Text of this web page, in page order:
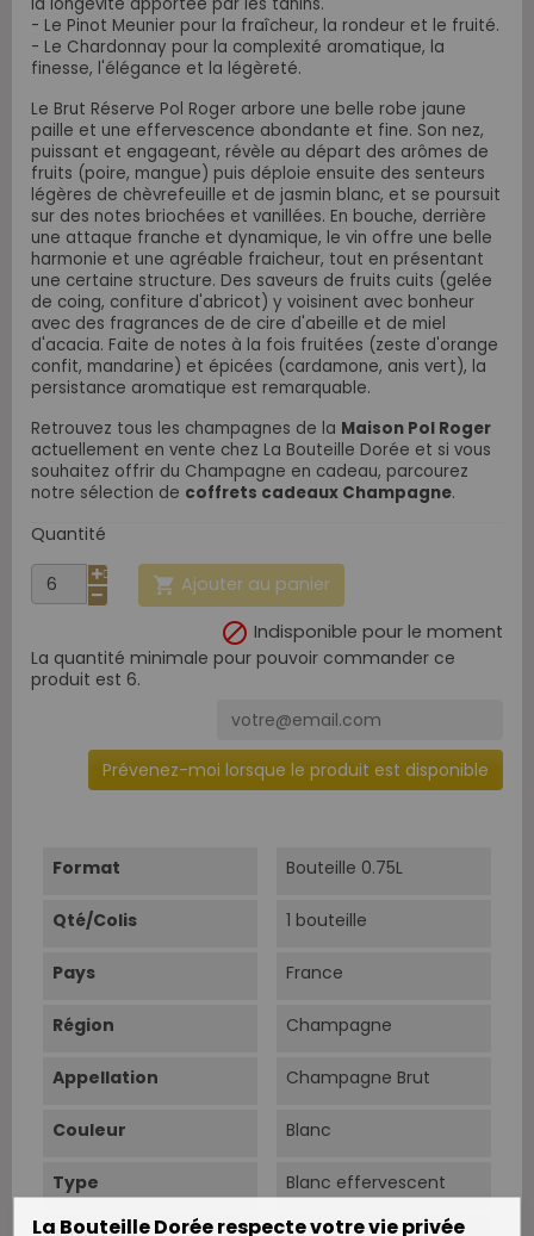
- Le Pinot Meunier pour la fraîcheur, la rondeur et le fruité.
- Le Chardonnay pour la complexité aromatique, la
finesse, l'élégance et la légèreté.
Le Brut Réserve Pol Roger arbore une belle robe jaune
paille et une effervescence abondante et fine. Son nez,
puissant et engageant, révèle au départ des arômes de
fruits (poire, mangue) puis déploie ensuite des senteurs
légères de chèvrefeuille et de jasmin blanc, et se poursuit
sur des notes briochées et vanillées. En bouche, derrière
une attaque franche et dynamique, le vin offre une belle
harmonie et une agréable fraicheur, tout en présentant
une certaine structure. Des saveurs de fruits cuits (gelée
de coing, confiture d'abricot) y voisinent avec bonheur
avec des fragrances de de cire d'abeille et de miel
d'acacia. Faite de notes à la fois fruitées (zeste d'orange
confit, mandarine) et épicées (cardamone, anis vert), la
persistance aromatique est remarquable.
Retrouvez tous les champagnes de la Maison Pol Roger
actuellement en vente chez La Bouteille Dorée et si vous
souhaitez offrir du Champagne en cadeau, parcourez
notre sélection de coffrets cadeaux Champagne.
Quantité
 Ajouter au panier
 Indisponible pour le moment
La quantité minimale pour pouvoir commander ce
produit est 6.
Prévenez-moi lorsque le produit est disponible
Format Bouteille 0.75L
Qté/Colis 1 bouteille
Pays France
Région Champagne
Appellation Champagne Brut
Couleur Blanc
Type Blanc effervescent
La Bouteille Dorée respecte votre vie privée